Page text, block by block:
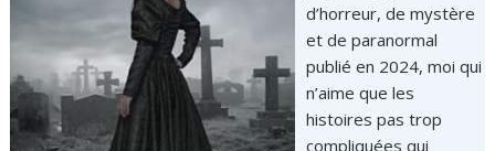
d’horreur, de mystère
et de paranormal
publié en 2024, moi qui
n’aime que les
histoires pas trop
compliquées qui